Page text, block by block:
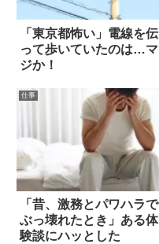
「東京都怖い」電線を伝
って歩いていたのは…マ
ジか！
仕事
「昔、激務とパワハラで
ぶっ壊れたとき」ある体
験談にハッとした